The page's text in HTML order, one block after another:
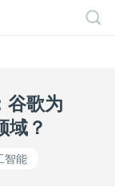
谷歌为
域？
智能